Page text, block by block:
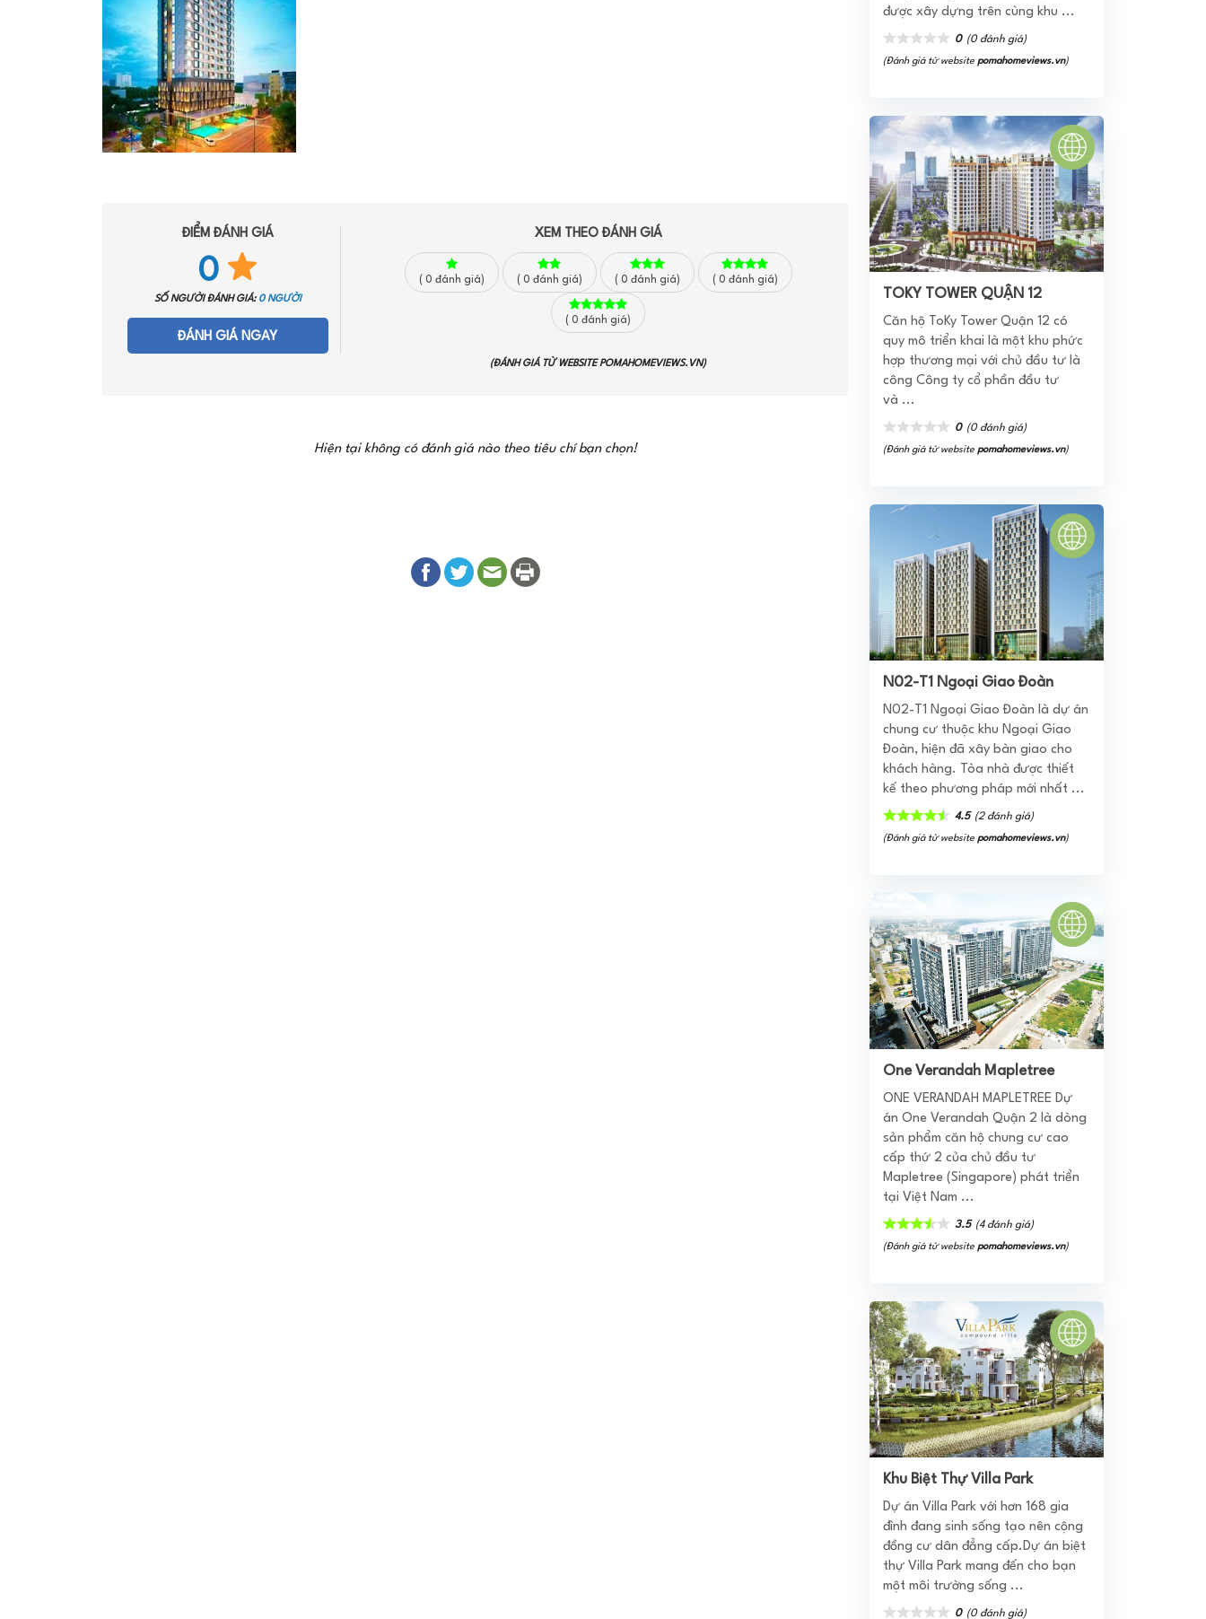
ĐIỂM ĐÁNH GIÁ
0
SỐ NGƯỜI ĐÁNH GIÁ: 0 NGƯỜI
ĐÁNH GIÁ NGAY
XEM THEO ĐÁNH GIÁ
( 0 đánh giá) ( 0 đánh giá) ( 0 đánh giá) ( 0 đánh giá)
( 0 đánh giá)
(ĐÁNH GIÁ TỪ WEBSITEPOMAHOMEVIEWS.VN)
Hiện tại không có đánh giá nào theo tiêu chí bạn chọn!
được xây dựng trên cùng khu ...
0 (0 đánh giá)
(Đánh giá từ website pomahomeviews.vn)
TOKY TOWER QUẬN 12
Căn hộ ToKy Tower Quận 12 có
quy mô triển khai là một khu phức
hợp thương mại với chủ đầu tư là
công Công ty cổ phần đầu tư
và ...
0 (0 đánh giá)
(Đánh giá từ website pomahomeviews.vn)
N02-T1 Ngoại Giao Đoàn
N02-T1 Ngoại Giao Đoàn là dự án
chung cư thuộc khu Ngoại Giao
Đoàn, hiện đã xây bàn giao cho
khách hàng. Tòa nhà được thiết
kế theo phương pháp mới nhất ...
4.5 (2 đánh giá)
(Đánh giá từ website pomahomeviews.vn)
One Verandah Mapletree
ONE VERANDAH MAPLETREE Dự
án One Verandah Quận 2 là dòng
sản phẩm căn hộ chung cư cao
cấp thứ 2 của chủ đầu tư
Mapletree (Singapore) phát triển
tại Việt Nam ...
3.5 (4 đánh giá)
(Đánh giá từ website pomahomeviews.vn)
Khu Biệt Thự Villa Park
Dự án Villa Park với hơn 168 gia
đình đang sinh sống tạo nên cộng
đồng cư dân đẳng cấp.Dự án biệt
thự Villa Park mang đến cho bạn
một môi trường sống ...
0 (0 đánh giá)